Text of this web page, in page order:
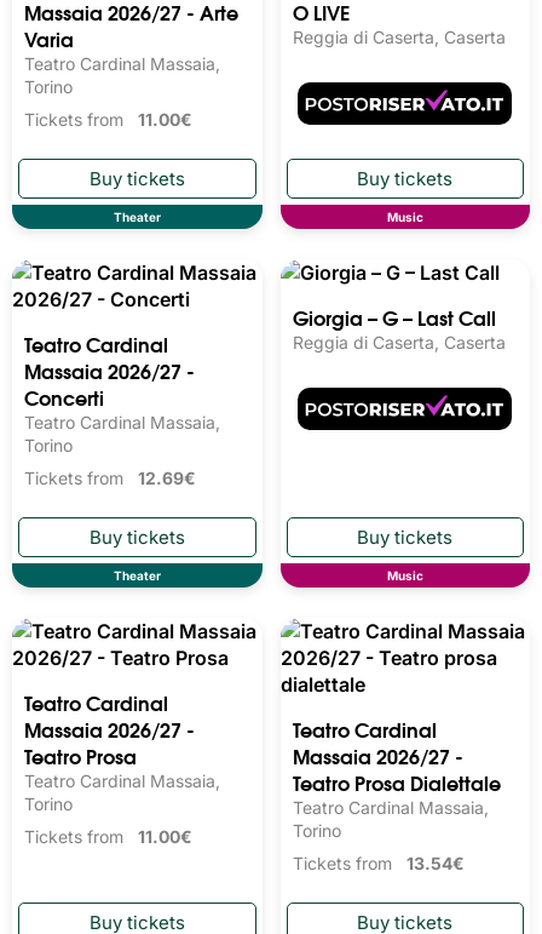
Other
Teatro Cardinal
Massaia 2026/27 - Arte
Varia
Teatro Cardinal Massaia,
Torino
Tickets from11.00€
Theater
O LIVE
Reggia di Caserta, Caserta
Music
Teatro Cardinal
Massaia 2026/27 -
Concerti
Teatro Cardinal Massaia,
Torino
Tickets from
12.69€
Giorgia – G – Last Call
Reggia di Caserta, Caserta